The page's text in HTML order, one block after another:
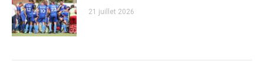
21 juillet 2026